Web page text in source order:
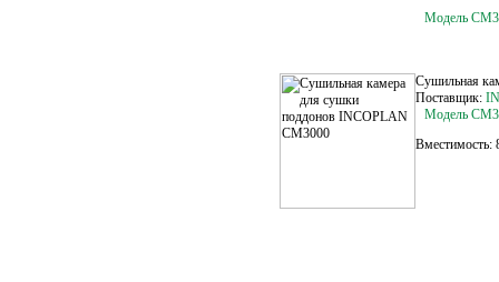
Модель
Сушильная
Поставщик:
Модель
Вместимость: